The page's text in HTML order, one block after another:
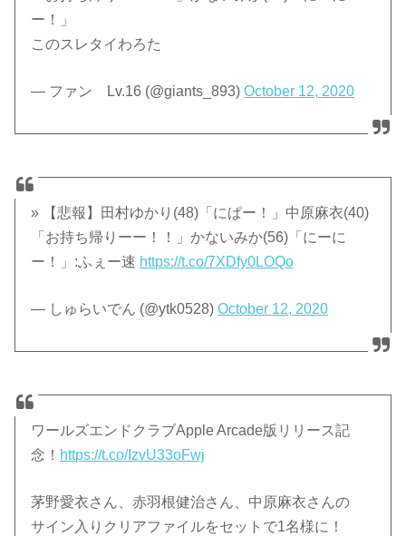
ー！」
このスレタイわろた
— ファン Lv.16 (@giants_893)October 12, 2020
» 【悲報】田村ゆかり(48)「にぱー！」中原麻衣(40)
「お持ち帰りーー！！」かないみか(56)「にーに
ー！」:ふぇー速 https://t.co/7XDfy0LOQo
— しゅらいでん (@ytk0528)October 12, 2020
ワールズエンドクラブApple Arcade版リリース記
念！ https://t.co/IzvU33oFwj
茅野愛衣さん、赤羽根健治さん、中原麻衣さんの
サイン入りクリアファイルをセットで1名様に！